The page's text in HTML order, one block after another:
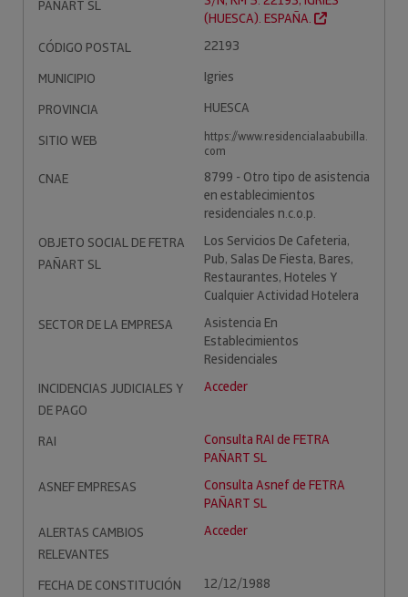
PAÑART SL
(HUESCA). ESPAÑA.
CÓDIGO POSTAL
22193
MUNICIPIO
Igries
PROVINCIA
HUESCA
SITIO WEB
https://www.residencialaabubilla.
com
CNAE
8799 - Otro tipo de asistencia
en establecimientos
residenciales n.c.o.p.
OBJETO SOCIAL DE FETRA
PAÑART SL
Los Servicios De Cafeteria,
Pub, Salas De Fiesta, Bares,
Restaurantes, Hoteles Y
Cualquier Actividad Hotelera
SECTOR DE LA EMPRESA
Asistencia En
Establecimientos
Residenciales
INCIDENCIAS JUDICIALES Y
DE PAGO
Acceder
RAI
Consulta RAI de FETRA
PAÑART SL
ASNEF EMPRESAS
Consulta Asnef de FETRA
PAÑART SL
ALERTAS CAMBIOS
RELEVANTES
Acceder
FECHA DE CONSTITUCIÓN 12/12/1988